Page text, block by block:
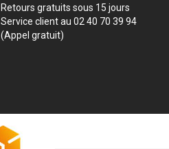
Retours gratuits sous 15 jours
Service client au 02 40 70 39 94
(Appel gratuit)